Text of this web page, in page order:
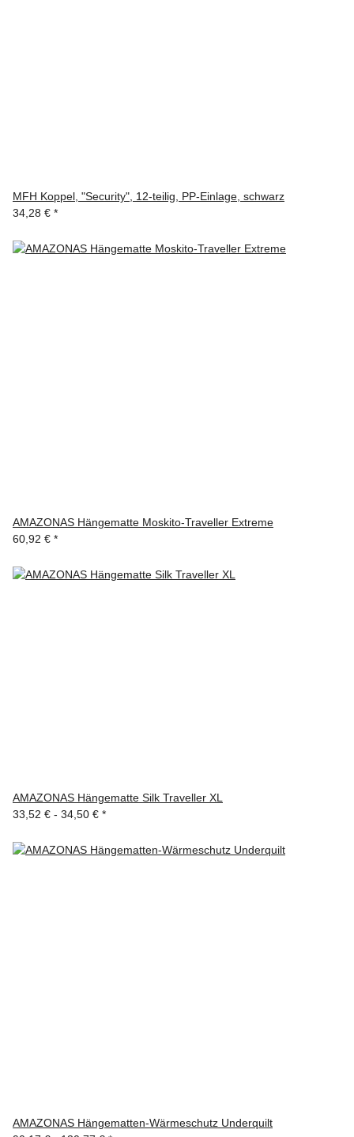
MFH Koppel, "Security", 12-teilig, PP-Einlage, schwarz
34,28 € *
AMAZONAS Hängematte Moskito-Traveller Extreme
60,92 € *
AMAZONAS Hängematte Silk Traveller XL
33,52 € - 34,50 € *
AMAZONAS Hängematten-Wärmeschutz Underquilt